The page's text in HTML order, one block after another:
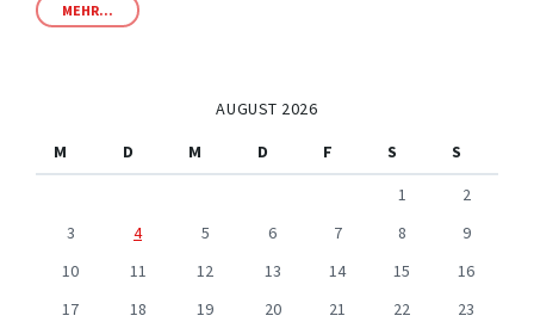
MEHR...
AUGUST 2026
M
D M D F S
S
1
2
3
4 5 6 7 8
9
10
11 12 13 14 15
16
17
18 19 20 21 22
23